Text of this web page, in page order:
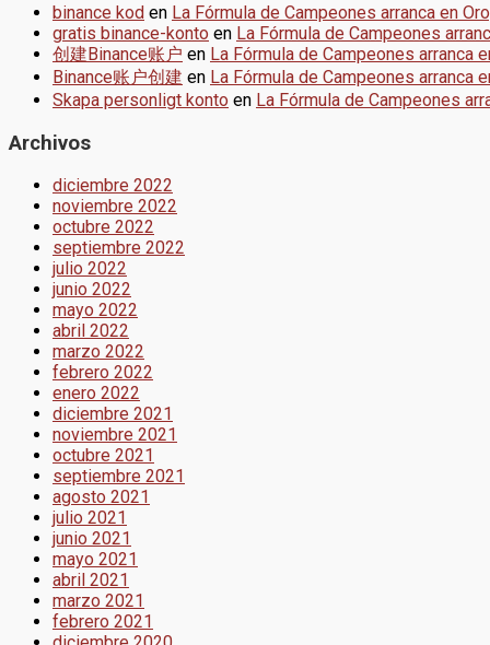
binance kod en La Fórmula de Campeones arranca en
gratis binance-konto en La Fórmula de Campeones
创建Binance账户 en La Fórmula de Campeones arranca
Binance账户创建 en La Fórmula de Campeones arranca
Skapa personligt konto en La Fórmula de Campeones
Archivos
diciembre 2022
noviembre 2022
octubre 2022
septiembre 2022
julio 2022
junio 2022
mayo 2022
abril 2022
marzo 2022
febrero 2022
enero 2022
diciembre 2021
noviembre 2021
octubre 2021
septiembre 2021
agosto 2021
julio 2021
junio 2021
mayo 2021
abril 2021
marzo 2021
febrero 2021